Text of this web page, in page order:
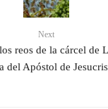
Next
reos de la cárcel de
del Apóstol de